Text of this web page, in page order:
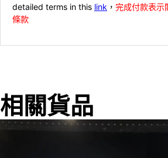
detailed terms in this link ， 完成付款表示
條款
相關貨品